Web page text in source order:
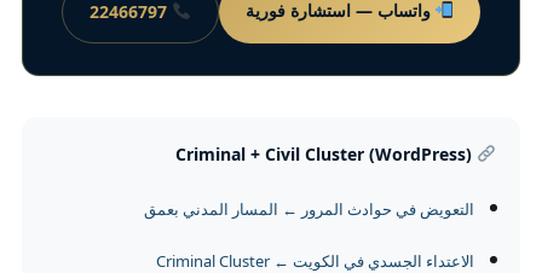
واتساب — استشارة فورية 22466797
التعويض في حوادث المرور ← المسار المدني بعمق
الاعتداء الجسدي في الكويت ← Criminal Cluster